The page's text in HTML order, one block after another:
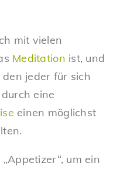
mit vielen
Meditation ist, und
jeder für sich
eine
einen möglichst
um ein